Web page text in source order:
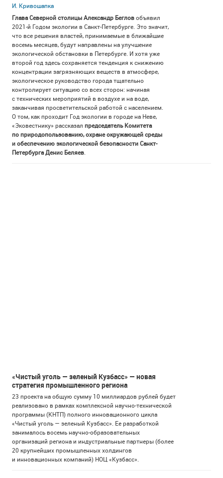
И. Кривошапка
Глава Северной столицы Александр Беглов объявил
2021-й Годом экологии в Санкт-Петербурге. Это значит,
что все решения властей, принимаемые в ближайшие
восемь месяцев, будут направлены на улучшение
экологической обстановки в Петербурге. И хотя уже
второй год здесь сохраняется тенденция к снижению
концентрации загрязняющих веществ в атмосфере,
экологическое руководство города тщательно
контролирует ситуацию со всех сторон: начиная
с технических мероприятий в воздухе и на воде,
заканчивая просветительской работой с населением.
О том, как проходит Год экологии в городе на Неве,
«Эковестнику» рассказал председатель Комитета
по природопользованию, охране окружающей среды
и обеспечению экологической безопасности Санкт-
Петербурга Денис Беляев.
«Чистый уголь — зеленый Кузбасс» — новая
стратегия промышленного региона
23 проекта на общую сумму 10 миллиардов рублей будет
реализовано в рамках комплексной научно-технической
программы (КНТП) полного инновационного цикла
«Чистый уголь — зеленый Кузбасс». Ее разработкой
занималось восемь научно-образовательных
организаций региона и индустриальные партнеры (более
20 крупнейших промышленных холдингов
и инновационных компаний) НОЦ «Кузбасс».